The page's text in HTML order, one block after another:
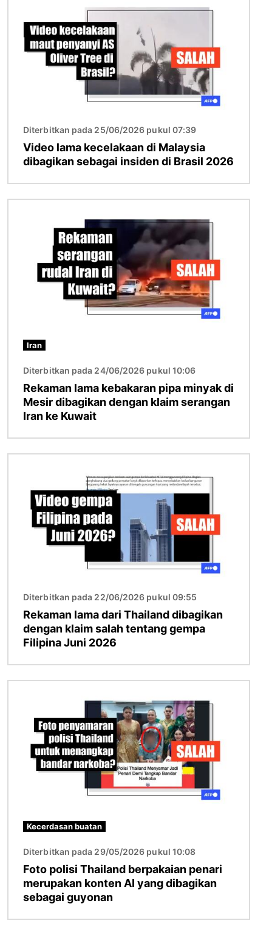
Diterbitkan pada 25/06/2026 pukul 07:39
Video lama kecelakaan di Malaysia
dibagikan sebagai insiden di Brasil 2026
Iran
Diterbitkan pada 24/06/2026 pukul 10:06
Rekaman lama kebakaran pipa minyak di
Mesir dibagikan dengan klaim serangan
Iran ke Kuwait
Diterbitkan pada 22/06/2026 pukul 09:55
Rekaman lama dari Thailand dibagikan
dengan klaim salah tentang gempa
Filipina Juni 2026
Kecerdasan buatan
Diterbitkan pada 29/05/2026 pukul 10:08
Foto polisi Thailand berpakaian penari
merupakan konten AI yang dibagikan
sebagai guyonan